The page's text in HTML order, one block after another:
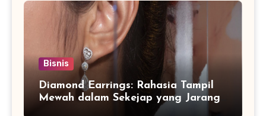
Bisnis
Diamond Earrings: Rahasia Tampil
Mewah dalam Sekejap yang Jarang